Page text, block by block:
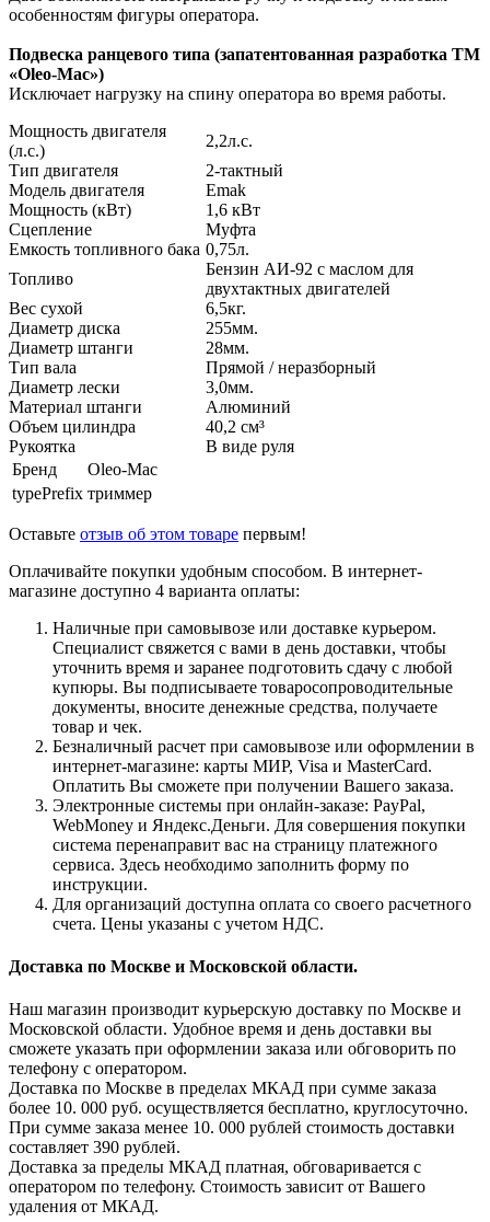
особенностям фигуры оператора.
Подвеска ранцевого типа (запатентованная разработка ТМ
«Oleo-Mac»)
Исключает нагрузку на спину оператора во время работы.
Мощность двигателя
(л.с.)
2,2л.с.
Тип двигателя
2-тактный
Модель двигателя
Emak
Мощность (кВт)
1,6 кВт
Сцепление
Муфта
Емкость топливного бака 0,75л.
Топливо
Бензин АИ-92 с маслом для
двухтактных двигателей
Вес сухой
6,5кг.
Диаметр диска
255мм.
Диаметр штанги
28мм.
Тип вала
Прямой / неразборный
Диаметр лески
3,0мм.
Материал штанги
Алюминий
Объем цилиндра
40,2 см³
Рукоятка
В виде руля
Бренд
Oleo-Mac
typePrefix триммер
Оставьте отзыв об этом товаре первым!
Оплачивайте покупки удобным способом. В интернет-
магазине доступно 4 варианта оплаты:
Наличные при самовывозе или доставке курьером.
Специалист свяжется с вами в день доставки, чтобы
уточнить время и заранее подготовить сдачу с любой
купюры. Вы подписываете товаросопроводительные
документы, вносите денежные средства, получаете
товар и чек.
Безналичный расчет при самовывозе или оформлении в
интернет-магазине: карты МИР, Visa и MasterCard.
Оплатить Вы сможете при получении Вашего заказа.
Электронные системы при онлайн-заказе: PayPal,
WebMoney и Яндекс.Деньги. Для совершения покупки
система перенаправит вас на страницу платежного
сервиса. Здесь необходимо заполнить форму по
инструкции.
Для организаций доступна оплата со своего расчетного
счета. Цены указаны с учетом НДС.
Доставка по Москве и Московской области.
Наш магазин производит курьерскую доставку по Москве и
Московской области. Удобное время и день доставки вы
сможете указать при оформлении заказа или обговорить по
телефону с оператором.
Доставка по Москве в пределах МКАД при сумме заказа
более 10. 000 руб. осуществляется бесплатно, круглосуточно.
При сумме заказа менее 10. 000 рублей стоимость доставки
составляет 390 рублей.
Доставка за пределы МКАД платная, обговаривается с
оператором по телефону. Стоимость зависит от Вашего
удаления от МКАД.